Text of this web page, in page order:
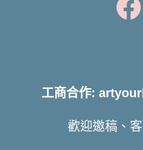
工商合作:
歡迎邀稿、